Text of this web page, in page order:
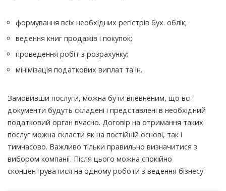
формування всіх необхідних регістрів бух. облік;
ведення книг продажів і покупок;
проведення робіт з розрахунку;
мінімізація податкових виплат та ін.
Замовивши послуги, можна бути впевненим, що всі
документи будуть складені і представлені в необхідний
податковий орган вчасно. Договір на отримання таких
послуг можна скласти як на постійній основі, так і
тимчасово. Важливо тільки правильно визначитися з
вибором компанії. Після цього можна спокійно
сконцентруватися на одному роботи з ведення бізнесу.